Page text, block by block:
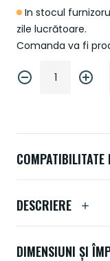
In stocul
zile lucrătoare.
Comanda va fi
COMPATIBILITATE
DESCRIERE
DIMENSIUNI ȘI